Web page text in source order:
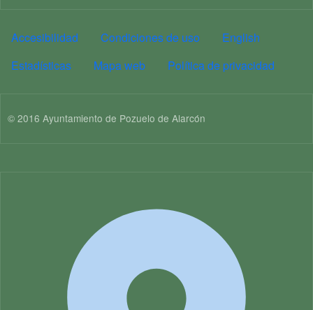
PIE DE PÁGINA MA
Accesibilidad Condiciones de uso
English
Estadísticas
Mapa web Política de privacidad
© 2016 Ayuntamiento de Pozuelo de Alarcón